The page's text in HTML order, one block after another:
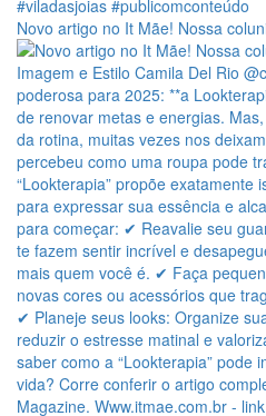
Novo artigo no It Mãe! Nossa